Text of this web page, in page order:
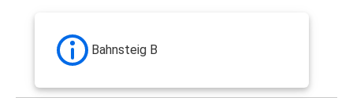
Bahnsteig B